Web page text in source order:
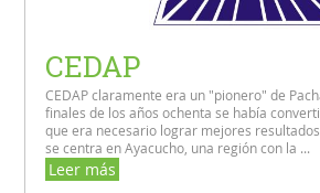
CEDAP
CEDAP claramente era un "pionero" de
finales de los años ochenta se había
que era necesario lograr mejores
se centra en Ayacucho, una región con la ...
Leer más